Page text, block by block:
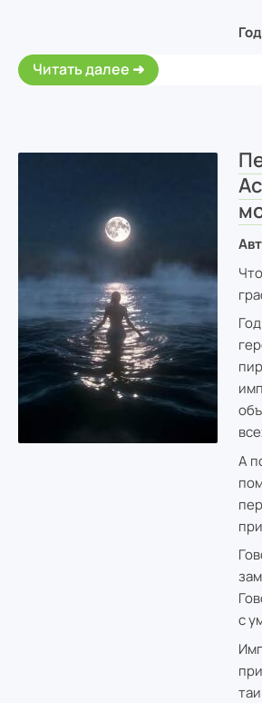
Читать далее
А
с